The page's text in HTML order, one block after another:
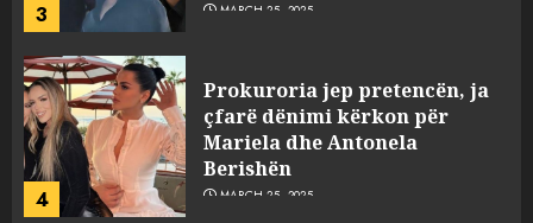
3 MARCH 25, 2025
4
Prokuroria jep pretencën, ja
çfarë dënimi kërkon për
Mariela dhe Antonela
Berishën
MARCH 25, 2025